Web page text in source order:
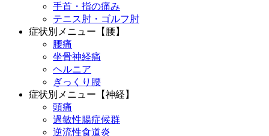
手首・指の痛み
テニス肘・ゴルフ肘
症状別メニュー【腰】
腰痛
坐骨神経痛
ヘルニア
ぎっくり腰
症状別メニュー【神経】
頭痛
過敏性腸症候群
逆流性食道炎